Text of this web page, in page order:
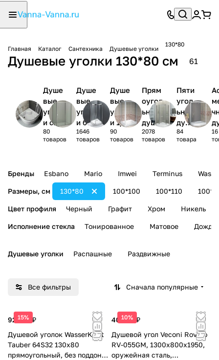
Главная Каталог Сантехника Душевые уголки
130*80
Душевые уголки 130*80 см 61
Душе
вые
уголк
и с
поддо
ном
80
товаров
Душе
вые
уголк
и без
поддо
на
1646
товаров
Душе
вые
уголк
и 1/4
круга
90
товаров
Прям
оугол
ьные
душев
ые
уголк
2078
товаров
Пяти
угол
ьные
душе
вые
угол
84
товара
16
Бренды Esbano Mario Imwei Terminus
Размеры, см 100*100 100*110
130*80
Цвет профиля Черный Графит Хром Никель
Исполнение стекла Тонированное Матовое Дождь
Душевые уголки Распашные Раздвижные
Все фильтры Сначала популярные
15%
92 330 ₽
Душевой уголок WasserKraft
Tauber 64S32 130х80
прямоугольный, без поддона,
10%
40 556 ₽
Душевой угол Veconi Rovigo
RV-055GM, 1300х800х1950,
оружейная сталь,